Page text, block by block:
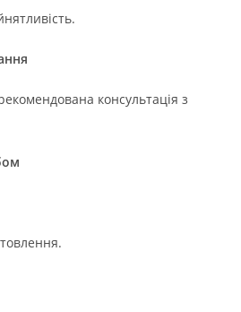
консультація з